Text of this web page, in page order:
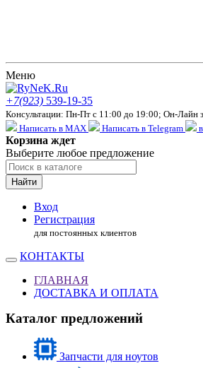
Меню
+7(923) 539-19-35
Консультации: Пн-Пт с 11:00 до 19:00; Он-
Написать в MAX
Написать в Telegram
Корзина ждет
Выберите любое предложение
Найти
Вход
Регистрация
для постоянных клиентов
КОНТАКТЫ
ГЛАВНАЯ
ДОСТАВКА И ОПЛАТА
Каталог предложений
Запчасти для ноутов